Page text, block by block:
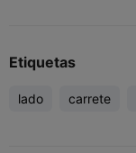
Etiquetas
lado carrete